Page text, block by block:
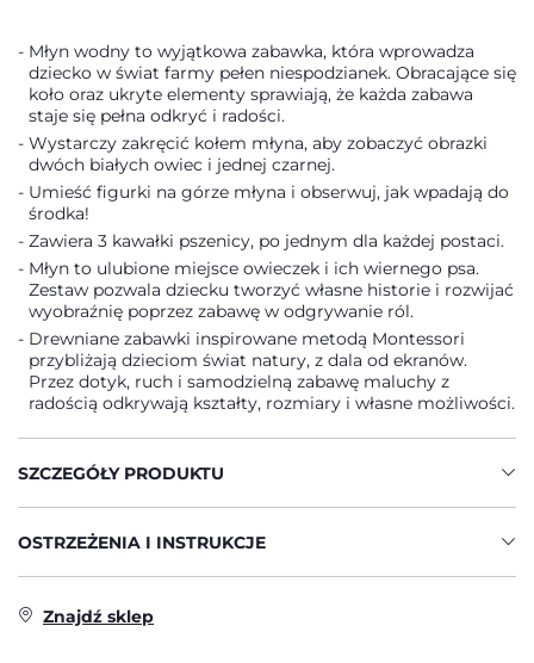
Młyn wodny to wyjątkowa zabawka, która wprowadza
dziecko w świat farmy pełen niespodzianek. Obracające się
koło oraz ukryte elementy sprawiają, że każda zabawa
staje się pełna odkryć i radości.
Wystarczy zakręcić kołem młyna, aby zobaczyć obrazki
dwóch białych owiec i jednej czarnej.
Umieść figurki na górze młyna i obserwuj, jak wpadają do
środka!
Zawiera 3 kawałki pszenicy, po jednym dla każdej postaci.
Młyn to ulubione miejsce owieczek i ich wiernego psa.
Zestaw pozwala dziecku tworzyć własne historie i rozwijać
wyobraźnię poprzez zabawę w odgrywanie ról.
Drewniane zabawki inspirowane metodą Montessori
przybliżają dzieciom świat natury, z dala od ekranów.
Przez dotyk, ruch i samodzielną zabawę maluchy z
radością odkrywają kształty, rozmiary i własne możliwości.
SZCZEGÓŁY PRODUKTU
OSTRZEŻENIA I INSTRUKCJE
Znajdź sklep